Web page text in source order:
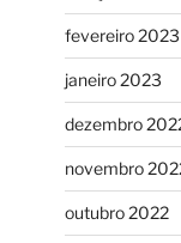
fevereiro 2023
janeiro 2023
dezembro
novembro
outubro 2022